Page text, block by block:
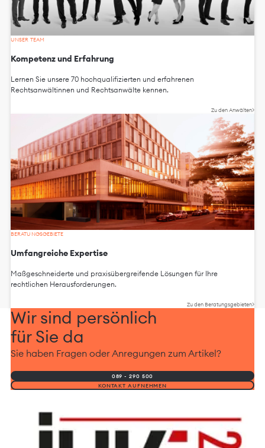
UNSER TEAM
Kompetenz und Erfahrung
Lernen Sie unsere 70 hochqualifizierten und erfahrenen
Rechtsanwältinnen und Rechtsanwälte kennen.
Zu den Anwälten
BERATUNGSGEBIETE
Umfangreiche Expertise
Maßgeschneiderte und praxisübergreifende Lösungen für Ihre
rechtlichen Herausforderungen.
Zu den Beratungsgebieten
Wir sind persönlich
für Sie da
Sie haben Fragen oder Anregungen zum Artikel?
089 - 290 500
KONTAKT AUFNEHMEN